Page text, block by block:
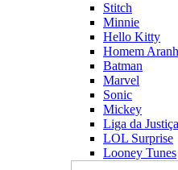
Stitch
Minnie
Hello Kitty
Homem
Batman
Marvel
Sonic
Mickey
Liga da Justiça
LOL Surprise
Looney Tunes